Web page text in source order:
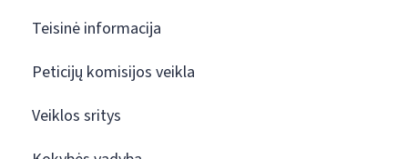
Teisinė informacija
Peticijų komisijos veikla
Veiklos sritys